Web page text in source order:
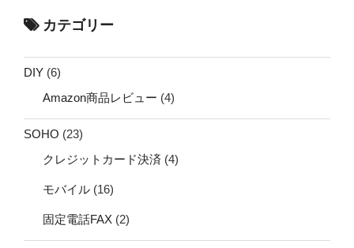
カテゴリー
DIY (6)
Amazon商品レビュー (4)
SOHO (23)
クレジットカード決済 (4)
モバイル (16)
固定電話FAX (2)